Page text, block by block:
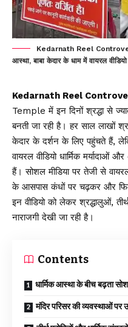
Kedarnath Reel
आस्था, बाबा केदार के धाम में वायरल
Kedarnath Reel
Temple में इन दिनों श्रद्धा से
बनती जा रही है। हर साल लाखों
केदार के दर्शन के लिए पहुंचते हैं,
वायरल वीडियो धार्मिक
हैं। सोशल मीडिया पर तेजी से
के आसपास कंधों पर चढ़कर और
इन वीडियो को लेकर श्रद्धालुओं,
नाराजगी देखी जा रही है।
Contents
धार्मिक आस्था के बीच बढ़ता
मंदिर परिसर की व्यवस्थाओं पर